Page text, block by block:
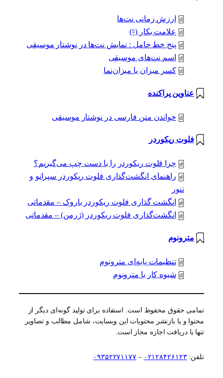
ارزش زمانی نت‌ها
علامت بکار (♮)
پنج خط حامل : نمایش نت‌ها در نوشتار موسیقی
اسم نت‌های موسیقی
کسر میزان یا میزان‌نما
عناوین پراکنده
خواندن متن فارسی در نوشتار موسیقی
فلوت ریکوردر
چرا فلوت ریکوردر را با دست چپ می‌گیریم؟
راهنمای انگشت‌گذاری فلوت ریکوردر سپرانو و
تنور
انگشت گذاری فلوت ریکوردر باروک – مقدماتی
انگشت‌گذاری فلوت ریکوردر (ژرمن) – مقدماتی
مترونوم
تنظیمات پایه‌ای مترونوم
شیوه کار با مترونوم
تمامی حقوق محفوظ است. استفاده برای تولید گونه‌ای دیگر از
محتوا و یا بازنشر محتویات این وبسایت، شامل مطالب و تصاویر
تنها با دریافت اجازه مجاز است.
تلفن:۰۲۱۲۸۴۲۶۱۲۳ – ۰۹۳۵۲۲۷۱۱۷۷